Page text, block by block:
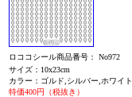
ロココシール商品番号： No972
サイズ：10x23cm
カラー：ゴルド,シルバー,ホワイト
特価400円（税抜き）